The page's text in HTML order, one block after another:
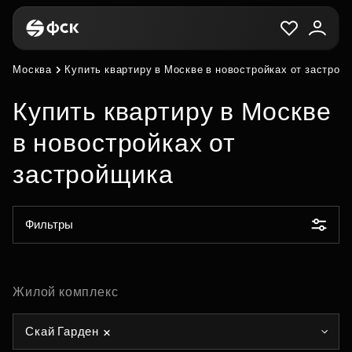
Москва Купить квартиру в Москве в новостройках от
Купить квартиру в Москве
в новостройках от
застройщика
Фильтры
Жилой комплекс
Скай Гарден